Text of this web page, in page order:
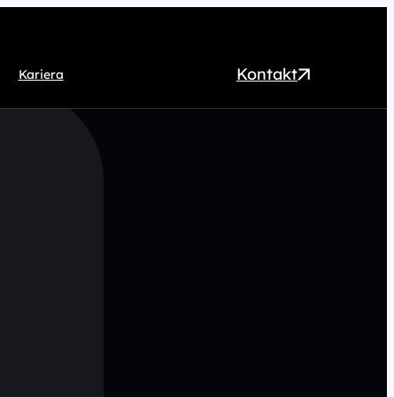
Kariera Kontakt